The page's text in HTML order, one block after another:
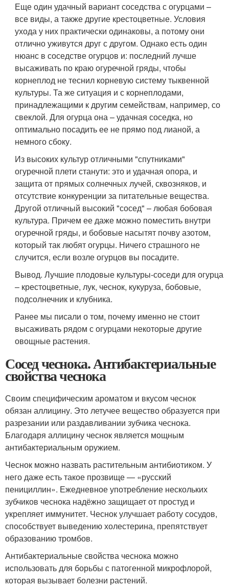
Еще один удачный вариант соседства с огурцами –
все виды, а также другие крестоцветные. Условия
ухода у них практически одинаковы, а потому они
отлично уживутся друг с другом. Однако есть один
нюанс в соседстве огурцов и: последний лучше
высаживать по краю огуречной гряды, чтобы
корнеплод не теснил корневую систему тыквенной
культуры. Та же ситуация и с корнеплодами,
принадлежащими к другим семействам, например, со
свеклой. Для огурца она – удачная соседка, но
оптимально посадить ее не прямо под лианой, а
немного сбоку.
Из высоких культур отличными "спутниками"
огуречной плети станути: это и удачная опора, и
защита от прямых солнечных лучей, сквозняков, и
отсутствие конкуренции за питательные вещества.
Другой отличный высокий "сосед" – любая бобовая
культура. Причем ее даже можно поместить внутри
огуречной гряды, и бобовые насытят почву азотом,
который так любят огурцы. Ничего страшного не
случится, если возле огурцов вы посадите.
Вывод. Лучшие плодовые культуры-соседи для огурца
– крестоцветные, лук, чеснок, кукуруза, бобовые,
подсолнечник и клубника.
Ранее мы писали о том, почему именно не стоит
высаживать рядом с огурцами некоторые другие
овощные растения.
Сосед чеснока. Антибактериальные
свойства чеснока
Своим специфическим ароматом и вкусом чеснок
обязан аллицину. Это летучее вещество образуется при
разрезании или раздавливании зубчика чеснока.
Благодаря аллицину чеснок является мощным
антибактериальным оружием.
Чеснок можно назвать растительным антибиотиком. У
него даже есть такое прозвище — «русский
пенициллин». Ежедневное употребление нескольких
зубчиков чеснока надёжно защищает от простуд и
укрепляет иммунитет. Чеснок улучшает работу сосудов,
способствует выведению холестерина, препятствует
образованию тромбов.
Антибактериальные свойства чеснока можно
использовать для борьбы с патогенной микрофлорой,
которая вызывает болезни растений.